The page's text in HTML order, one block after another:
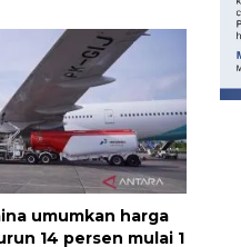
umumkan harga
14 persen mulai 1